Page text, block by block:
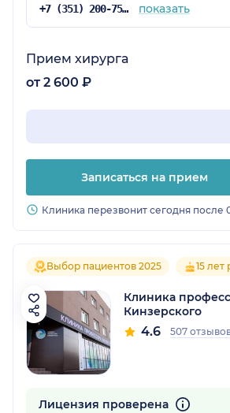
+7 (351) 200-75-98 показать
Прием хирурга
от 2 600 ₽
Записаться на прием
Клиника перезвонит сегодня после
Выбор пациентов 2025 15
Клиника
Кинзерского
4.6 507
Лицензия проверена